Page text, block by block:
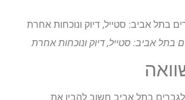
בתל אביב: סטייל, דיוק ונוכחות אחרת
בתל אביב חשוב להבין את